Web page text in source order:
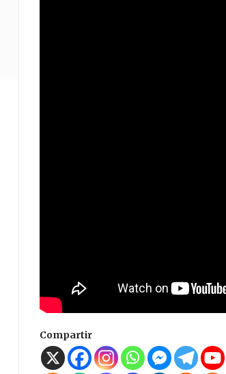
Compartir